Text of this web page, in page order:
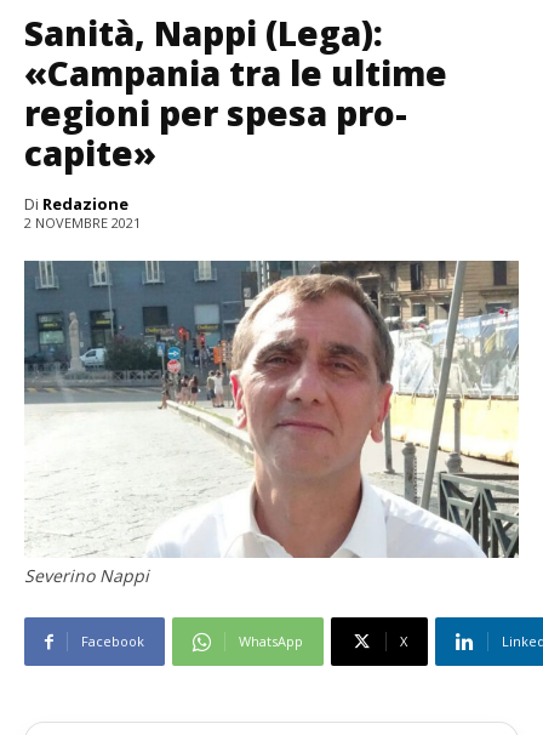
Sanità, Nappi (Lega):
«Campania tra le ultime
regioni per spesa pro-
capite»
Di Redazione
2 NOVEMBRE 2021
Severino Nappi
Facebook WhatsApp X